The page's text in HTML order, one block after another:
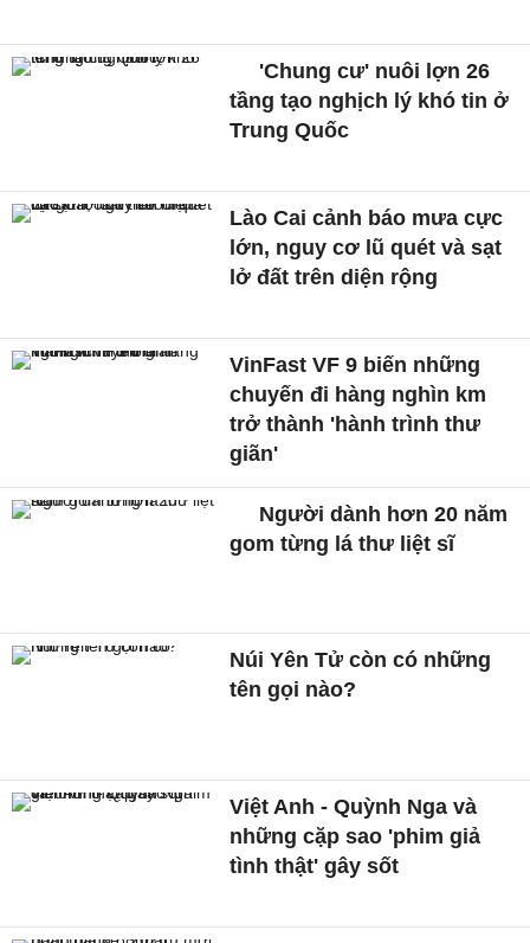
'Chung cư' nuôi lợn 26
tầng tạo nghịch lý khó tin ở
Trung Quốc
Lào Cai cảnh báo mưa cực
lớn, nguy cơ lũ quét và sạt
lở đất trên diện rộng
VinFast VF 9 biến những
chuyến đi hàng nghìn km
trở thành 'hành trình thư
giãn'
Người dành hơn 20 năm
gom từng lá thư liệt sĩ
Núi Yên Tử còn có những
tên gọi nào?
Việt Anh - Quỳnh Nga và
những cặp sao 'phim giả
tình thật' gây sốt